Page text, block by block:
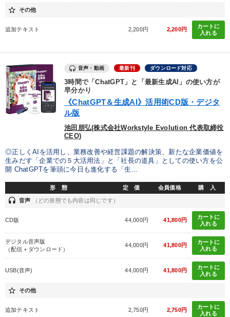
star_border その他
追加テキスト 2,200円 2,200円
カートに
入れる
音声・動画 最新刊 ダウンロード対応
3時間で「ChatGPT」と「最新生成AI」の使い方が
早分かり
《ChatGPT＆生成AI》活用術CD版・デジタ
ル版
池田朋弘(株式会社Workstyle Evolution 代表取締役
CEO)
◎正しくAIを活用し、業務改善や経営課題の解決策、新たな企業価値を
生みだす「企業での５大活用法」と「社長の道具」としての使い方を公
開 ChatGPTを筆頭に今日も進化する「生...
形 態 定 価 会員価格 購 入
headset 音声 （どの形態でも内容は同じです）
CD版 44,000円 41,800円
カートに
入れる
デジタル音声版
（配信＋ダウンロード）
44,000円 41,800円
カートに
入れる
USB(音声) 44,000円 41,800円
カートに
入れる
star_border その他
追加テキスト 2,750円 2,750円
カートに
入れる